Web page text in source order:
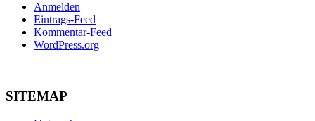
Anmelden
Eintrags-Feed
Kommentar-Feed
WordPress.org
SITEMAP